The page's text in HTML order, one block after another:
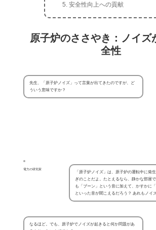
安全性向上への貢献
原子炉のささやき：ノイズ
全性
先生、「原子炉ノイズ」って言葉が出てきたのですが、ど
ういう意味ですか？
電力の研究家
「原子炉ノイズ」は、原子炉の運転中に発
ぎのことだよ。たとえるなら、静かな部屋
も「ブーン」という音に加えて、かすかに
といった音が聞こえるだろう？ あれもノイ
なるほど。でも、原子炉でノイズが起きると何か問題があ